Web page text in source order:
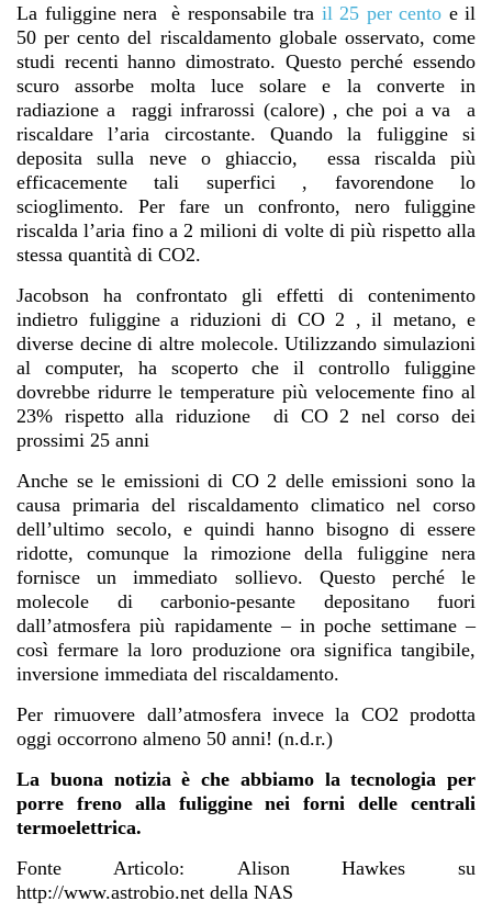
La fuliggine nera è responsabile tra il 25 per cento e il
50 per cento del riscaldamento globale osservato, come
studi recenti hanno dimostrato. Questo perché essendo
scuro assorbe molta luce solare e la converte in
radiazione a raggi infrarossi (calore) , che poi a va a
riscaldare l’aria circostante. Quando la fuliggine si
deposita sulla neve o ghiaccio, essa riscalda più
efficacemente tali superfici , favorendone lo
scioglimento. Per fare un confronto, nero fuliggine
riscalda l’aria fino a 2 milioni di volte di più rispetto alla
stessa quantità di CO2.
Jacobson ha confrontato gli effetti di contenimento
indietro fuliggine a riduzioni di CO 2 , il metano, e
diverse decine di altre molecole. Utilizzando simulazioni
al computer, ha scoperto che il controllo fuliggine
dovrebbe ridurre le temperature più velocemente fino al
23% rispetto alla riduzione di CO 2 nel corso dei
prossimi 25 anni
Anche se le emissioni di CO 2 delle emissioni sono la
causa primaria del riscaldamento climatico nel corso
dell’ultimo secolo, e quindi hanno bisogno di essere
ridotte, comunque la rimozione della fuliggine nera
fornisce un immediato sollievo. Questo perché le
molecole di carbonio-pesante depositano fuori
dall’atmosfera più rapidamente – in poche settimane –
così fermare la loro produzione ora significa tangibile,
inversione immediata del riscaldamento.
Per rimuovere dall’atmosfera invece la CO2 prodotta
oggi occorrono almeno 50 anni! (n.d.r.)
La buona notizia è che abbiamo la tecnologia per
porre freno alla fuliggine nei forni delle centrali
termoelettrica.
Fonte Articolo: Alison Hawkes su
http://www.astrobio.net della NAS